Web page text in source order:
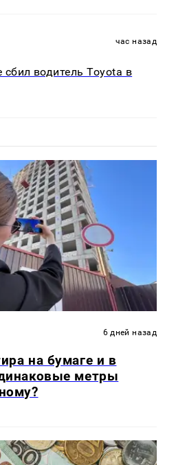
час назад
водитель Toyota в
6 дней назад
на бумаге и в
метры